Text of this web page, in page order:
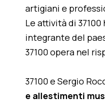
artigiani e
Le attività di
integrante del
37100 opera nel
37100 e Sergio
e allestimenti